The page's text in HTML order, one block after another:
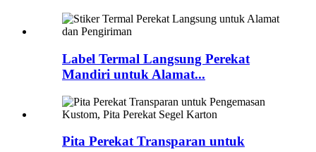
Label Termal Langsung Perekat
Mandiri untuk Alamat...
Pita Perekat Transparan untuk